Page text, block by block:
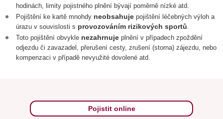
hodinách, limity pojistného plnění bývají poměrně nízké atd.
Pojištění ke kartě mnohdy neobsahuje pojištění léčebných výloh a
úrazu v souvislosti s provozováním rizikových sportů.
Toto pojištění obvykle nezahrnuje plnění v případech zpoždění
odjezdu či zavazadel, přerušení cesty, zrušení (storna) zájezdu, nebo
kompenzaci v případě nevyužité dovolené atd.
Pojistit online